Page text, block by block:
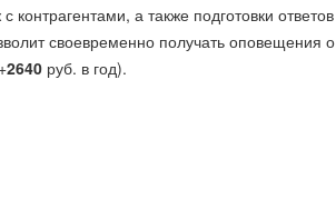
контрагентами, а также подготовки
своевременно получать
2640 руб. в год).